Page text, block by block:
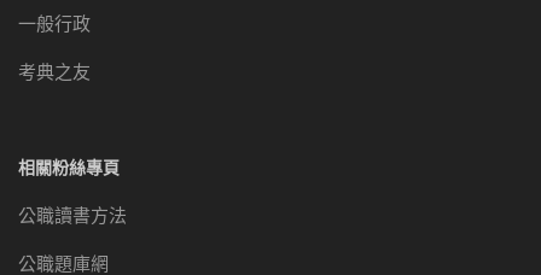
一般行政
考典之友
相關粉絲專頁
公職讀書方法
公職題庫網